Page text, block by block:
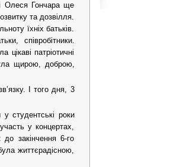
Олеся Гончара ще
та дозвілля.
їхніх батьків.
співробітники.
патріотичні
щирою, доброю,
І того дня, 3
студентські роки
у концертах,
закінчення 6-го
життєрадісною,